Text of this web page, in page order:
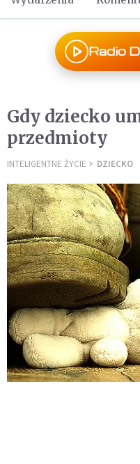
Radio
Gdy dziecko
przedmioty
INTELIGENTNE ŻYCIE DZIECKO